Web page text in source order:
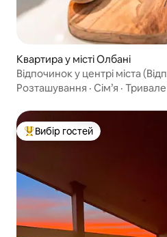
Квартира у місті Олбані
Відпочинок у центрі міста
Розташування · Сім’я ·
Топ вибір гостей
Вибір гостей